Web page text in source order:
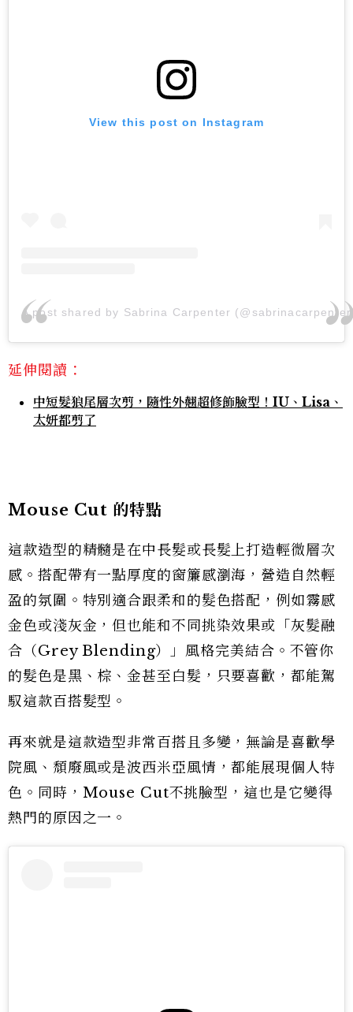
View this post on Instagram
A post shared by Sabrina Carpenter
延伸閱讀：
中短髮狼尾層次剪，隨性外翹超修飾臉型！IU、Lisa、
太妍都剪了
Mouse Cut 的特點
這款造型的精髓是在中長髮或長髮上打造輕微層次
感。搭配帶有一點厚度的窗簾感瀏海，營造自然輕
盈的氛圍。特別適合跟柔和的髮色搭配，例如霧感
金色或淺灰金，但也能和不同挑染效果或「灰髮融
合（Grey Blending）」風格完美結合。不管你
的髮色是黑、棕、金甚至白髮，只要喜歡，都能駕
馭這款百搭髮型。
再來就是這款造型非常百搭且多變，無論是喜歡學
院風、頹廢風或是波西米亞風情，都能展現個人特
色。同時，Mouse Cut不挑臉型，這也是它變得
熱門的原因之一。